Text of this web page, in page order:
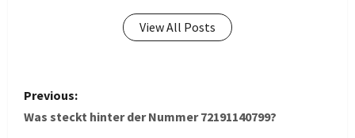
View All Posts
P
o
Previous:
Was steckt hinter der Nummer 72191140799?